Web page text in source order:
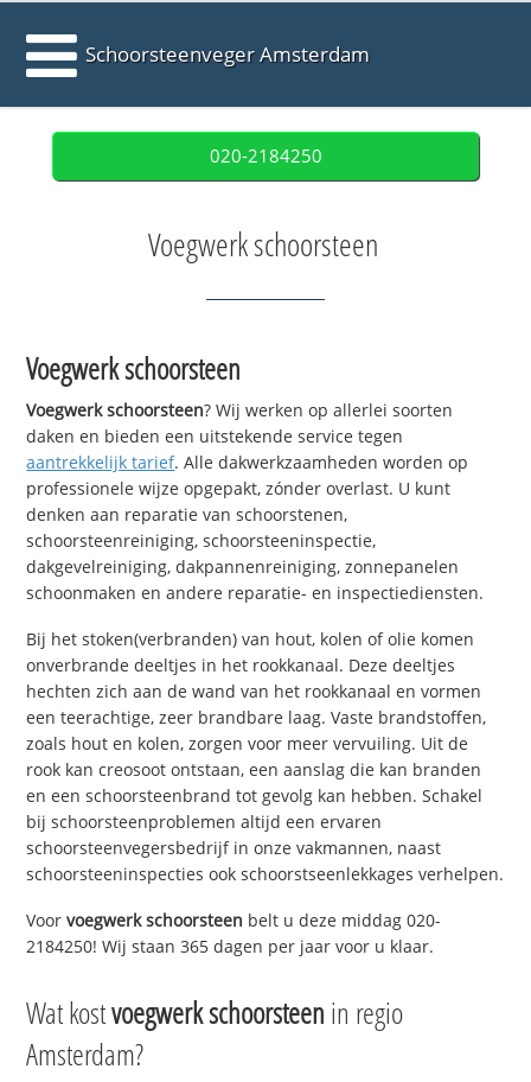
Schoorsteenveger Amsterdam
020-2184250
Voegwerk schoorsteen
Voegwerk schoorsteen
Voegwerk schoorsteen? Wij werken op allerlei soorten
daken en bieden een uitstekende service tegen
aantrekkelijk tarief. Alle dakwerkzaamheden worden op
professionele wijze opgepakt, zónder overlast. U kunt
denken aan reparatie van schoorstenen,
schoorsteenreiniging, schoorsteeninspectie,
dakgevelreiniging, dakpannenreiniging, zonnepanelen
schoonmaken en andere reparatie- en inspectiediensten.
Bij het stoken(verbranden) van hout, kolen of olie komen
onverbrande deeltjes in het rookkanaal. Deze deeltjes
hechten zich aan de wand van het rookkanaal en vormen
een teerachtige, zeer brandbare laag. Vaste brandstoffen,
zoals hout en kolen, zorgen voor meer vervuiling. Uit de
rook kan creosoot ontstaan, een aanslag die kan branden
en een schoorsteenbrand tot gevolg kan hebben. Schakel
bij schoorsteenproblemen altijd een ervaren
schoorsteenvegersbedrijf in onze vakmannen, naast
schoorsteeninspecties ook schoorstseenlekkages verhelpen.
Voorvoegwerk schoorsteen belt u deze middag 020-
2184250! Wij staan 365 dagen per jaar voor u klaar.
Wat kostvoegwerk schoorsteen in regio
Amsterdam?